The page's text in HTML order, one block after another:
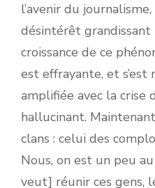
l’avenir du
désintérêt grandissant
croissance de ce
est effrayante, et
amplifiée avec la crise
hallucinant.
clans : celui des
Nous, on est un peu
veut] réunir ces gens,